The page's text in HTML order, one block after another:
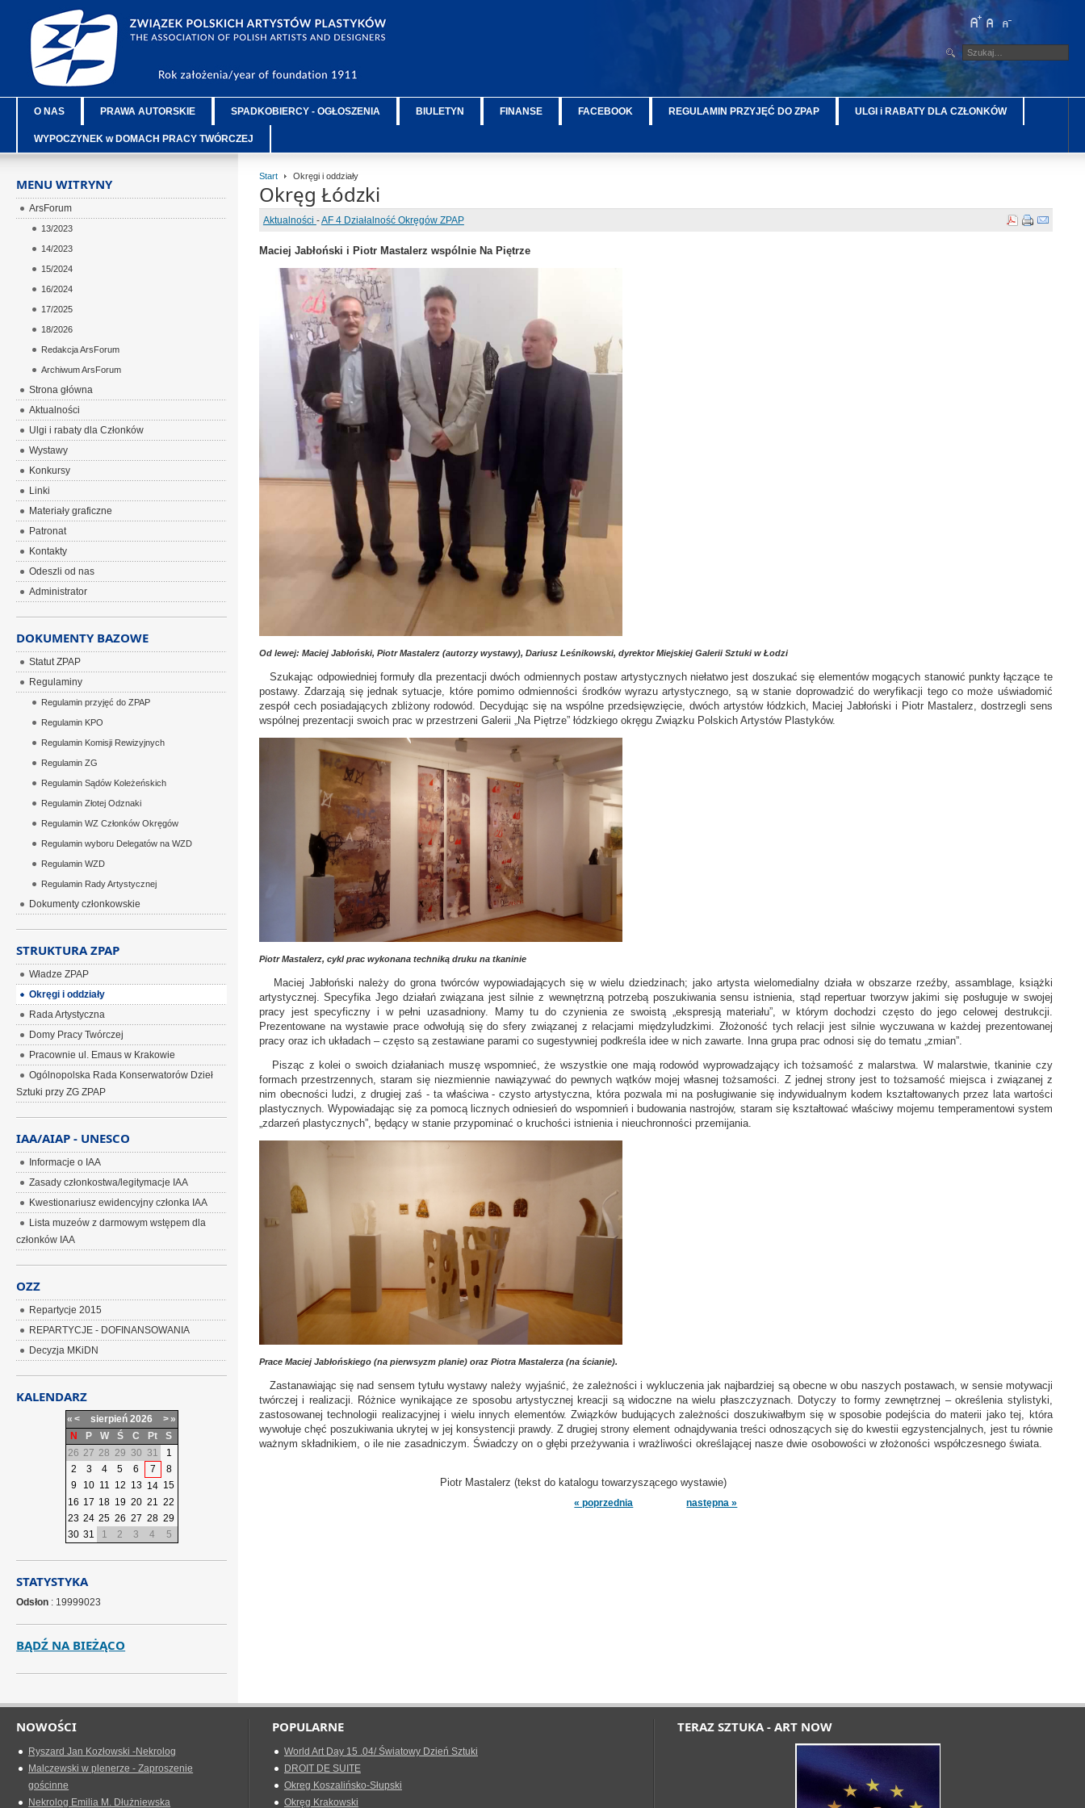
O NAS PRAWA AUTORSKIE SPADKOBIERCY - OGŁOSZENIA BIULETYN FINANSE FACEBOOK REGULAMIN PRZYJĘĆ DO ZPAP ULGI i RABATY DLA CZŁONKÓW
WYPOCZYNEK w DOMACH PRACY TWÓRCZEJ
Start Okręgi i oddziały
Okręg Łódzki
Aktualności -AF 4 Działalność Okręgów ZPAP
Maciej Jabłoński i Piotr Mastalerz wspólnie Na Piętrze
Od lewej: Maciej Jabłoński, Piotr Mastalerz (autorzy wystawy), Dariusz Leśnikowski, dyrektor Miejskiej Galerii Sztuki w Łodzi
Szukając odpowiedniej formuły dla prezentacji dwóch odmiennych postaw artystycznych niełatwo jest doszukać się elementów mogących stanowić punkty łączące te
postawy. Zdarzają się jednak sytuacje, które pomimo odmienności środków wyrazu artystycznego, są w stanie doprowadzić do weryfikacji tego co może uświadomić
zespół cech posiadających zbliżony rodowód. Decydując się na wspólne przedsięwzięcie, dwóch artystów łódzkich, Maciej Jabłoński i Piotr Mastalerz, dostrzegli sens
wspólnej prezentacji swoich prac w przestrzeni Galerii „Na Piętrze” łódzkiego okręgu Związku Polskich Artystów Plastyków.
Piotr Mastalerz, cykl prac wykonana techniką druku na tkaninie
Maciej Jabłoński należy do grona twórców wypowiadających się w wielu dziedzinach; jako artysta wielomedialny działa w obszarze rzeźby, assamblage, książki
artystycznej. Specyfika Jego działań związana jest silnie z wewnętrzną potrzebą poszukiwania sensu istnienia, stąd repertuar tworzyw jakimi się posługuje w swojej
pracy jest specyficzny i w pełni uzasadniony. Mamy tu do czynienia ze swoistą „ekspresją materiału”, w którym dochodzi często do jego celowej destrukcji.
Prezentowane na wystawie prace odwołują się do sfery związanej z relacjami międzyludzkimi. Złożoność tych relacji jest silnie wyczuwana w każdej prezentowanej
pracy oraz ich układach – często są zestawiane parami co sugestywniej podkreśla idee w nich zawarte. Inna grupa prac odnosi się do tematu „zmian”.
Pisząc z kolei o swoich działaniach muszę wspomnieć, że wszystkie one mają rodowód wyprowadzający ich tożsamość z malarstwa. W malarstwie, tkaninie czy
formach przestrzennych, staram się niezmiennie nawiązywać do pewnych wątków mojej własnej tożsamości. Z jednej strony jest to tożsamość miejsca i związanej z
nim obecności ludzi, z drugiej zaś - ta właściwa - czysto artystyczna, która pozwala mi na posługiwanie się indywidualnym kodem kształtowanych przez lata wartości
plastycznych. Wypowiadając się za pomocą licznych odniesień do wspomnień i budowania nastrojów, staram się kształtować właściwy mojemu temperamentowi system
„zdarzeń plastycznych”, będący w stanie przypominać o kruchości istnienia i nieuchronności przemijania.
Prace Maciej Jabłońskiego (na pierwsyzm planie) oraz Piotra Mastalerza (na ścianie).
Zastanawiając się nad sensem tytułu wystawy należy wyjaśnić, że zależności i wykluczenia jak najbardziej są obecne w obu naszych postawach, w sensie motywacji
twórczej i realizacji. Różnice wynikające ze sposobu artystycznej kreacji są widoczne na wielu płaszczyznach. Dotyczy to formy zewnętrznej – określenia stylistyki,
zastosowanej technologii realizacyjnej i wielu innych elementów. Związków budujących zależności doszukiwałbym się w sposobie podejścia do materii jako tej, która
wywołuje chęć poszukiwania ukrytej w jej konsystencji prawdy. Z drugiej strony element odnajdywania treści odnoszących się do kwestii egzystencjalnych, jest tu równie
ważnym składnikiem, o ile nie zasadniczym. Świadczy on o głębi przeżywania i wrażliwości określającej nasze dwie osobowości w złożoności współczesnego świata.
Piotr Mastalerz (tekst do katalogu towarzyszącego wystawie)
« poprzednia następna »
MENU WITRYNY
ArsForum
13/2023
14/2023
15/2024
16/2024
17/2025
18/2026
Redakcja ArsForum
Archiwum ArsForum
Strona główna
Aktualności
Ulgi i rabaty dla Członków
Wystawy
Konkursy
Linki
Materiały graficzne
Patronat
Kontakty
Odeszli od nas
Administrator
DOKUMENTY BAZOWE
Statut ZPAP
Regulaminy
Regulamin przyjęć do ZPAP
Regulamin KPO
Regulamin Komisji Rewizyjnych
Regulamin ZG
Regulamin Sądów Koleżeńskich
Regulamin Złotej Odznaki
Regulamin WZ Członków Okręgów
Regulamin wyboru Delegatów na WZD
Regulamin WZD
Regulamin Rady Artystycznej
Dokumenty członkowskie
STRUKTURA ZPAP
Władze ZPAP
Okręgi i oddziały
Rada Artystyczna
Domy Pracy Twórczej
Pracownie ul. Emaus w Krakowie
Ogólnopolska Rada Konserwatorów Dzieł
Sztuki przy ZG ZPAP
IAA/AIAP - UNESCO
Informacje o IAA
Zasady członkostwa/legitymacje IAA
Kwestionariusz ewidencyjny członka IAA
Lista muzeów z darmowym wstępem dla
członków IAA
OZZ
Repartycje 2015
REPARTYCJE - DOFINANSOWANIA
Decyzja MKiDN
KALENDARZ
« < sierpień 2026 >»
N
P W Ś C Pt
S
26 27 28 29 30 31
1
2
3 4 5 6 7
8
9
10 11 12 13 14 15
16 17 18 19 20 21 22
23 24 25 26 27 28 29
30 31 1 2 3 4 5
STATYSTYKA
Odsłon : 19999023
BĄDŹ NA BIEŻĄCO
NOWOŚCI
Ryszard Jan Kozłowski -Nekrolog
Malczewski w plenerze - Zaproszenie
gościnne
Nekrolog Emilia M. Dłużniewska
POPULARNE
World Art Day 15 .04/ Światowy Dzień Sztuki
DROIT DE SUITE
Okreg Koszalińsko-Słupski
Okręg Krakowski
TERAZ SZTUKA - ART NOW